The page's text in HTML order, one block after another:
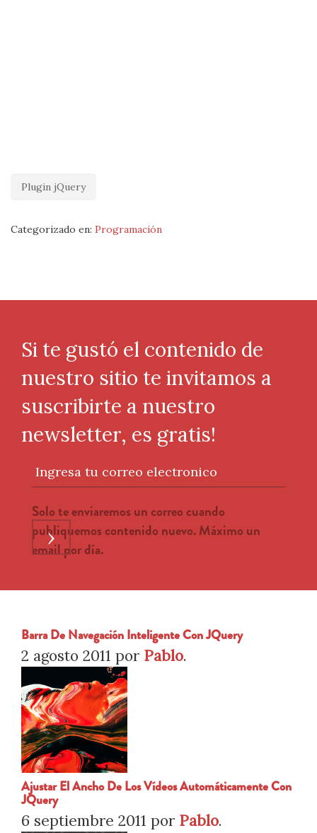
Plugin jQuery
Categorizado en: Programación
Si te gustó el contenido de
nuestro sitio te invitamos a
suscribirte a nuestro
newsletter, es gratis!
Ingresa tu correo electronico
Solo te enviaremos un correo cuando
publiquemos contenido nuevo. Máximo un
email por día.
›
Barra De Navegación Inteligente Con JQuery
2 agosto 2011 por Pablo.
Ajustar El Ancho De Los Vídeos Automáticamente Con
JQuery
6 septiembre 2011 por Pablo.